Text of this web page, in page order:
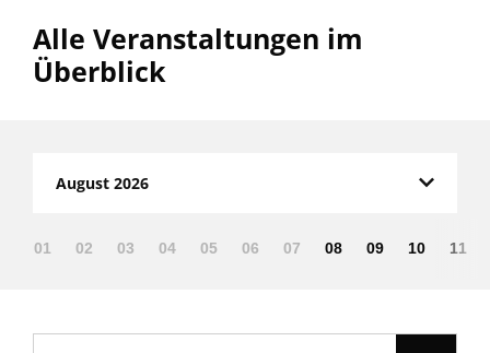
Alle Veranstaltungen im
Überblick
August 2026
01 02 03 04 05 06 07 08 09 10 11